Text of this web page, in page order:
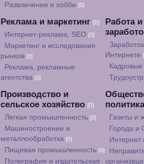
Развлечения и хобби [0]
Реклама и маркетинг [0]
Интернет-реклама, SEO [0]
Маркетинг и исследования
рынков [0]
Реклама, рекламные
агентства [0]
Работа и
Интернете
Кадровые
Производство и
сельское хозяйство [0]
Легкая промышленность [0]
Машиностроение и
металлообработка [0]
Пищевая промышленность [0]
Полиграфия и издательская
Газеты и
Города и